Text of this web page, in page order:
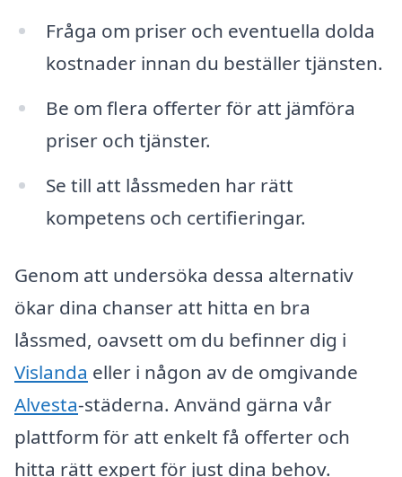
Fråga om priser och eventuella dolda
kostnader innan du beställer tjänsten.
Be om flera offerter för att jämföra
priser och tjänster.
Se till att låssmeden har rätt
kompetens och certifieringar.
Genom att undersöka dessa alternativ
ökar dina chanser att hitta en bra
låssmed, oavsett om du befinner dig i
Vislanda eller i någon av de omgivande
Alvesta-städerna. Använd gärna vår
plattform för att enkelt få offerter och
hitta rätt expert för just dina behov.